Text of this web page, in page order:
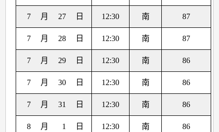
7 月 27 日 12:30 南 87
7 月 28 日 12:30 南 87
7 月 29 日 12:30 南 86
7 月 30 日 12:30 南 86
7 月 31 日 12:30 南 86
8 月 1 日 12:30 南 86